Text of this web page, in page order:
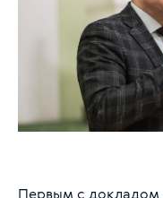
Первым с докладом